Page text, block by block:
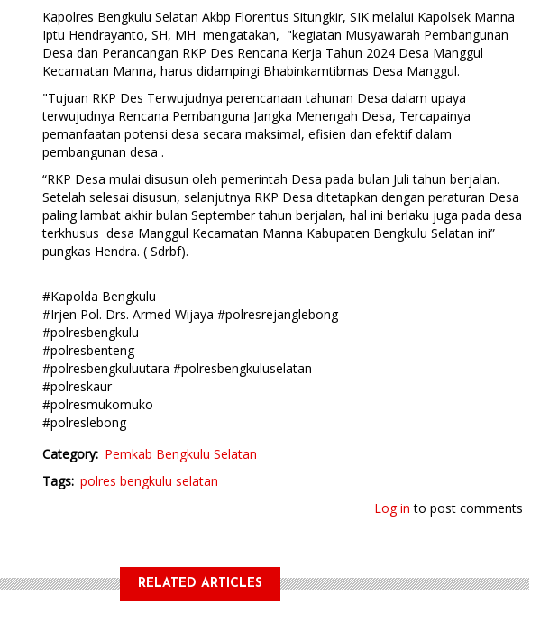
Kapolres Bengkulu Selatan Akbp Florentus Situngkir, SIK melalui Kapolsek Manna
Iptu Hendrayanto, SH, MH mengatakan, "kegiatan Musyawarah Pembangunan
Desa dan Perancangan RKP Des Rencana Kerja Tahun 2024 Desa Manggul
Kecamatan Manna, harus didampingi Bhabinkamtibmas Desa Manggul.
"Tujuan RKP Des Terwujudnya perencanaan tahunan Desa dalam upaya
terwujudnya Rencana Pembanguna Jangka Menengah Desa, Tercapainya
pemanfaatan potensi desa secara maksimal, efisien dan efektif dalam
pembangunan desa .
“RKP Desa mulai disusun oleh pemerintah Desa pada bulan Juli tahun berjalan.
Setelah selesai disusun, selanjutnya RKP Desa ditetapkan dengan peraturan Desa
paling lambat akhir bulan September tahun berjalan, hal ini berlaku juga pada desa
terkhusus desa Manggul Kecamatan Manna Kabupaten Bengkulu Selatan ini”
pungkas Hendra. ( Sdrbf).
#Kapolda Bengkulu
#Irjen Pol. Drs. Armed Wijaya #polresrejanglebong
#polresbengkulu
#polresbenteng
#polresbengkuluutara #polresbengkuluselatan
#polreskaur
#polresmukomuko
#polreslebong
Category Pemkab Bengkulu Selatan
Tags polres bengkulu selatan
Log in to post comments
RELATED ARTICLES